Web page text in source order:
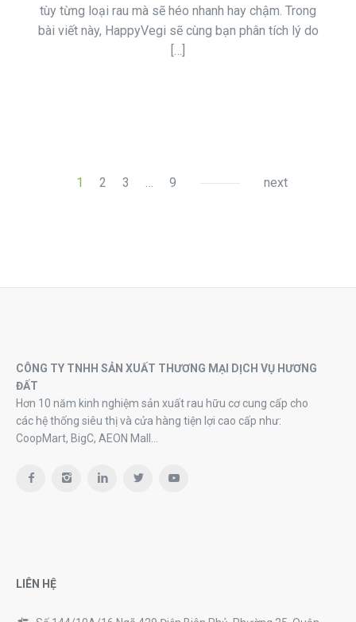
tùy từng loại rau mà sẽ héo nhanh hay chậm. Trong
bài viết này, HappyVegi sẽ cùng bạn phân tích lý do
[…]
1 2 3 … 9 next
CÔNG TY TNHH SẢN XUẤT THƯƠNG MẠI DỊCH VỤ HƯƠNG
ĐẤT
Hơn 10 năm kinh nghiệm sản xuất rau hữu cơ cung cấp cho
các hệ thống siêu thị và cửa hàng tiện lợi cao cấp như:
CoopMart, BigC, AEON Mall…
LIÊN HỆ